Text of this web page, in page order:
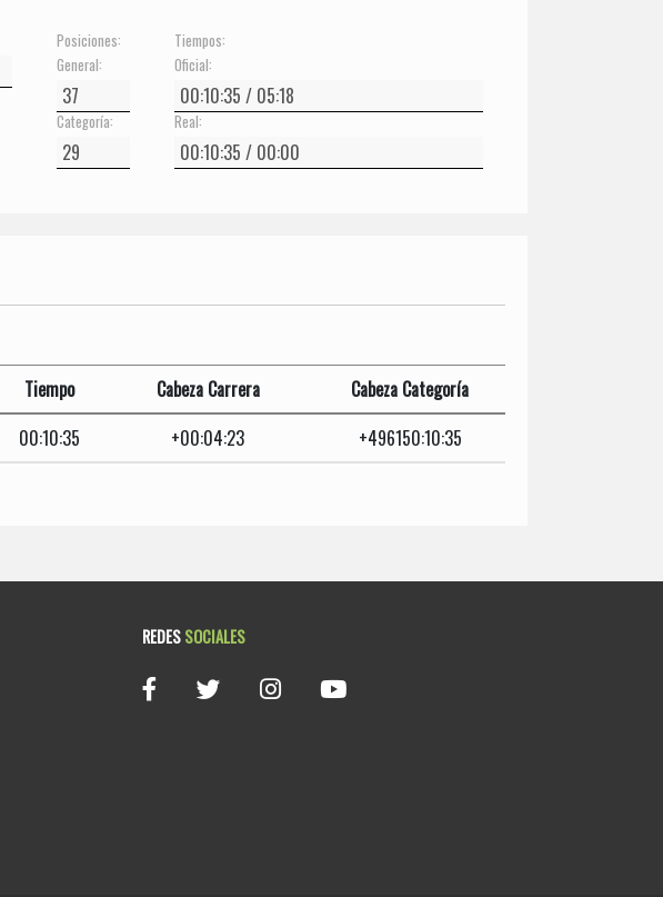
Posiciones:
General:
Categoría:
Tiempos:
Oficial:
Real:
Tiempo Cabeza Carrera
Cabeza Categoría
00:10:35 +00:04:23 +496150:10:35
REDESSOCIALES